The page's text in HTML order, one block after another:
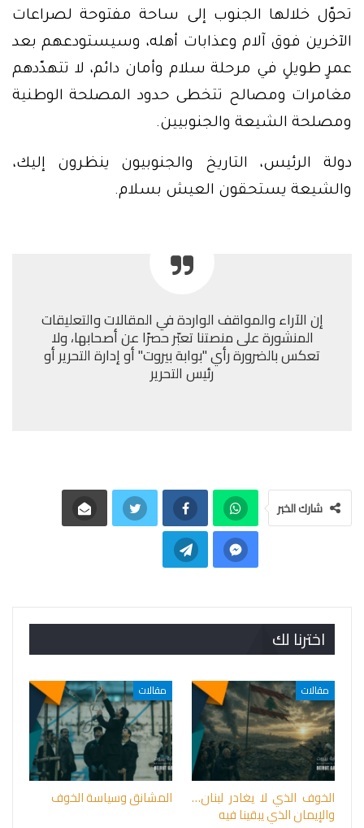
تحوّل خلالها الجنوب إلى ساحة مفتوحة لصراعات
الآخرين فوق آلام وعذابات أهله، وسيستودعهم بعد
عمرٍ طويلٍ في مرحلة سلام وأمان دائم، لا تتهدّدهم
مغامرات ومصالح تتخطى حدود المصلحة الوطنية
ومصلحة الشيعة والجنوبيين.
دولة الرئيس، التاريخ والجنوبيون ينظرون إليك،
والشيعة يستحقون العيش بسلام.
إن الآراء والمواقف الواردة في المقالات والتعليقات
المنشورة على منصتنا تعبّر حصرًا عن أصحابها، ولا
تعكس بالضرورة رأي "بوابة بيروت" أو إدارة التحرير أو
رئيس التحرير
شارك الخبر
اخترنا لك
مقالات
الخوف الذي لا يغادر لبنان…
والإيمان الذي يبقينا فيه
مقالات
المشانق وسياسة الخوف